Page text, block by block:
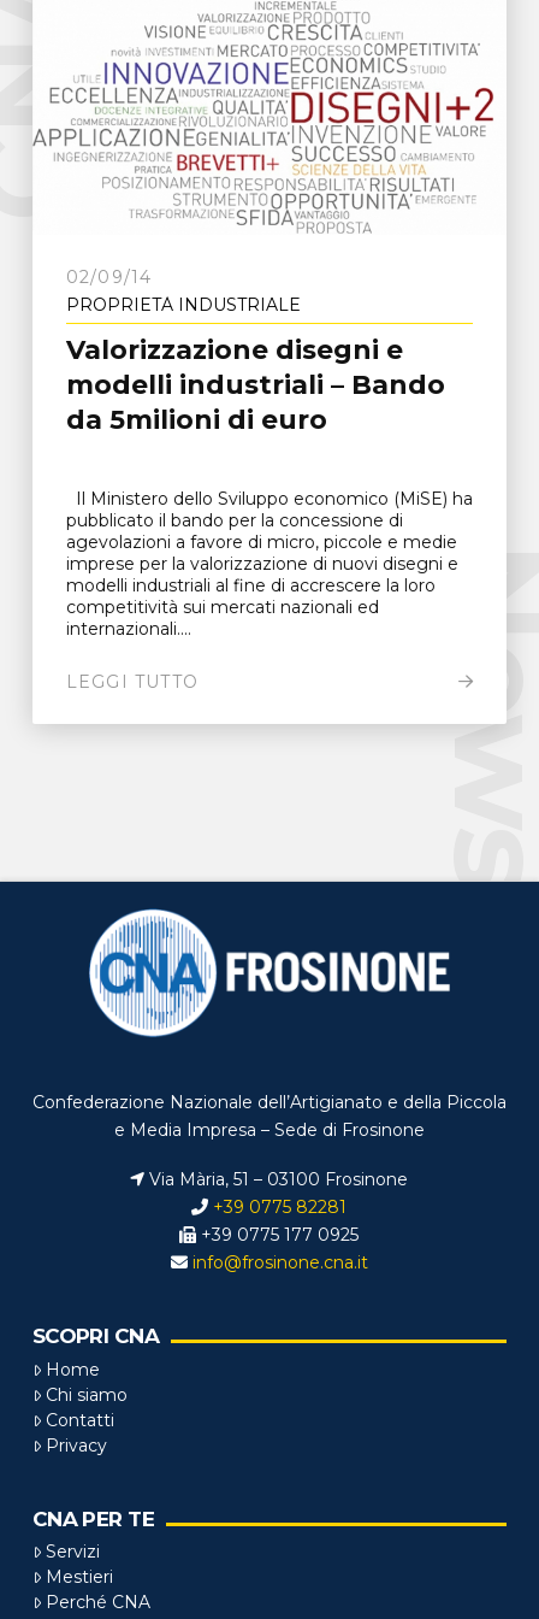
02/09/14
PROPRIETÀ INDUSTRIALE
Valorizzazione disegni e
modelli industriali – Bando
da 5milioni di euro
Il Ministero dello Sviluppo economico (MiSE) ha
pubblicato il bando per la concessione di
agevolazioni a favore di micro, piccole e medie
imprese per la valorizzazione di nuovi disegni e
modelli industriali al fine di accrescere la loro
competitività sui mercati nazionali ed
internazionali....
LEGGI TUTTO
Confederazione Nazionale dell’Artigianato e della Piccola
e Media Impresa – Sede di Frosinone
Via Mària, 51 – 03100 Frosinone
+39 0775 82281
+39 0775 177 0925
info@frosinone.cna.it
SCOPRI CNA
Home
Chi siamo
Contatti
Privacy
CNA PER TE
Servizi
Mestieri
Perché CNA